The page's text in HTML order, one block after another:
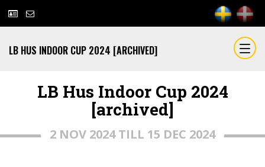
LB HUS INDOOR CUP 2024 [ARCHIVED]
LB Hus Indoor Cup 2024
[archived]
2 NOV 2024 TILL 15 DEC 2024